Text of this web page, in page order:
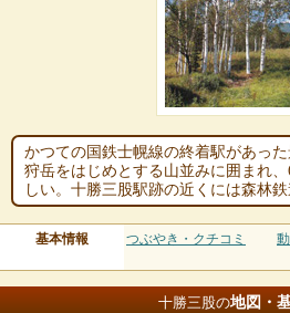
かつての国鉄士幌線の終着駅があっ
狩岳をはじめとする山並みに囲まれ
しい。十勝三股駅跡の近くには森林
基本情報 つぶやき・クチコミ
十勝三股の地図・